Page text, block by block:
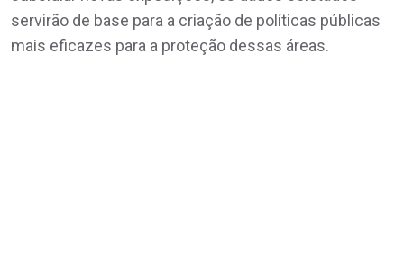
servirão de base para a criação de políticas públicas
mais eficazes para a proteção dessas áreas.